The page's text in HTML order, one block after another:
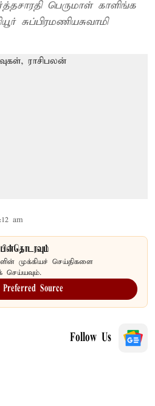
பெருமாள் காளிங்க
சுப்பிரமணியசுவாமி
am
முக்கியச் செய்திகளை
செய்யவும்.
Source
Follow Us